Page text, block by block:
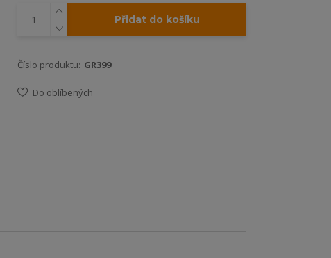
Přidat do košíku
Číslo produktu: GR399
Do oblíbených